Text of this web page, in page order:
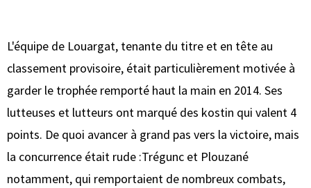
L'équipe de Louargat, tenante du titre et en tête au
classement provisoire, était particulièrement motivée à
garder le trophée remporté haut la main en 2014. Ses
lutteuses et lutteurs ont marqué des kostin qui valent 4
points. De quoi avancer à grand pas vers la victoire, mais
la concurrence était rude :Trégunc et Plouzané
notamment, qui remportaient de nombreux combats,